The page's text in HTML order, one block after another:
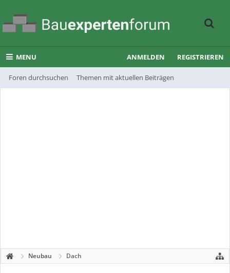
MENU
Foren durchsuchen Themen mit aktuellen Beiträgen
ANMELDEN REGISTRIEREN
Neubau Dach